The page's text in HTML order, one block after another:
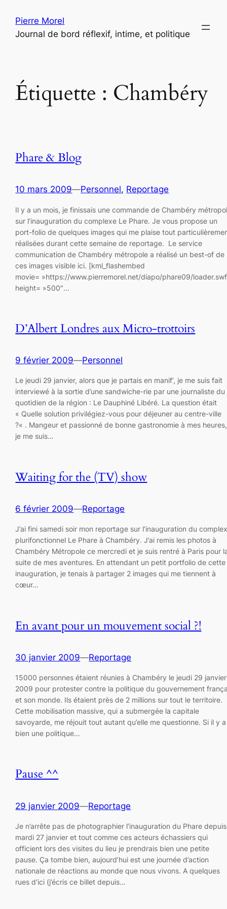
contenu
Pierre Morel
Journal de bord réflexif, intime, et politique
Étiquette : Chambéry
Phare & Blog
10 mars 2009—Personnel, Reportage
Il y a un mois, je finissais une commande de Chambéry
sur l’inauguration du complexe Le Phare. Je vous propose un
port-folio de quelques images qui me plaise tout
réalisées durant cette semaine de reportage. Le service
communication de Chambéry métropole a réalisé un best-of de
ces images visible ici. [kml_flashembed
movie= »https://www.pierremorel.net/diapo/phare09/
height= »500″…
D’Albert Londres aux Micro-trottoirs
9 février 2009—Personnel
Le jeudi 29 janvier, alors que je partais en manif‘, je me suis fait
interviewé à la sortie d’une sandwiche-rie par une journaliste du
quotidien de la région : Le Dauphiné Libéré. La question était
« Quelle solution privilégiez-vous pour déjeuner au centre-ville
?« . Mangeur et passionné de bonne gastronomie à mes heures,
je me suis…
Waiting for the (TV) show
6 février 2009—Reportage
J’ai fini samedi soir mon reportage sur l’inauguration du
plurifonctionnel Le Phare à Chambéry. J’ai remis les photos à
Chambéry Métropole ce mercredi et je suis rentré à Paris pour
suite de mes aventures. En attendant un petit portfolio de cette
inauguration, je tenais à partager 2 images qui me tiennent à
cœur…
En avant pour un mouvement social ?!
30 janvier 2009—Reportage
15000 personnes étaient réunies à Chambéry le jeudi 29 janvier
2009 pour protester contre la politique du gouvernement
et son monde. Ils étaient près de 2 millions sur tout le territoire.
Cette mobilisation massive, qui a submergée la capitale
savoyarde, me réjouit tout autant qu’elle me questionne. Si il y a
bien une politique…
Pause ^^
29 janvier 2009—Reportage
Je n’arrête pas de photographier l’inauguration du Phare depuis
mardi 27 janvier et tout comme ces acteurs échassiers qui
officient lors des visites du lieu je prendrais bien une petite
pause. Ça tombe bien, aujourd’hui est une journée d’action
nationale de réactions au monde que nous vivons. A quelques
rues d’ici (j’écris ce billet depuis…